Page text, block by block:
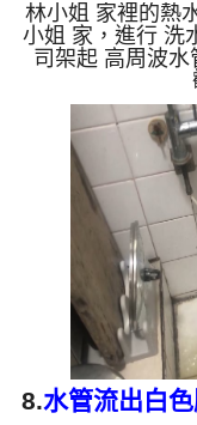
林小姐 家裡的熱
小姐 家，進行 洗
司架起 高周波
面，等了約15分
式，一開始熱水
是咖啡一樣，如
乾淨出水量恢復
生鐵鏽跟泥沙堆
水含有氧化錳，
會跟石油一樣黑
8.水管流出白